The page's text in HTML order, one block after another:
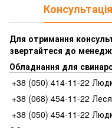
Консультація
Для отримання
звертайтеся до
Обладнання для
+38 (050) 414-11-22
+38 (068) 454-11-22
+38 (050) 454-11-22